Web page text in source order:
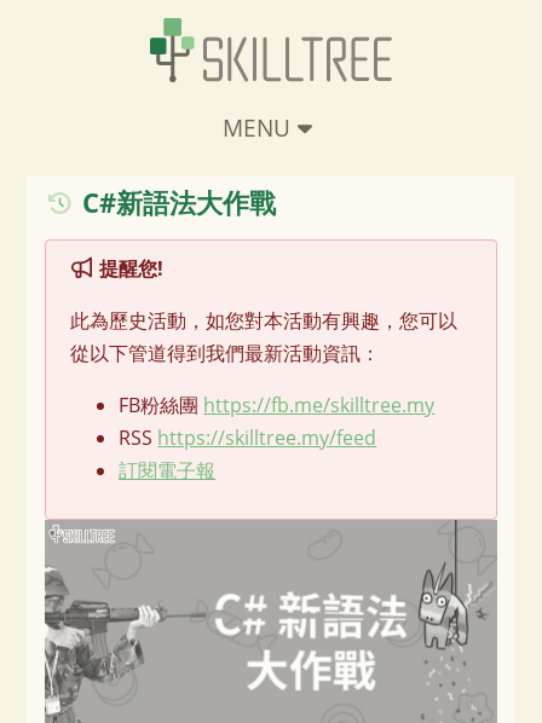
MENU
關於我們
我要包班
C#新語法大作戰
提醒您!
此為歷史活動，如您對本活動有興趣，您可以
從以下管道得到我們最新活動資訊：
FB粉絲團 https://fb.me/skilltree.my
RSS https://skilltree.my/feed
訂閱電子報